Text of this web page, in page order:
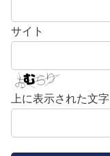
サイト
上に表示された文